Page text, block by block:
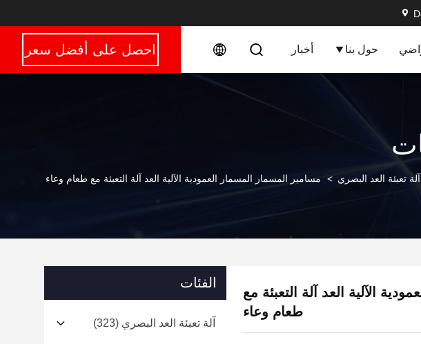
حول بنا أخبار احصل على أفضل سعر
آلة تعبئة العد البصري > مسامير المسمار المسمار العمودية الآلية العد آلة التعبئة مع طعام وعاء
الآلية العد آلة التعبئة مع
طعام وعاء
الفئات
آلة تعبئة العد البصري (323)